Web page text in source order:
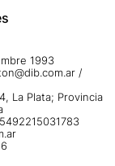
1993
/
La Plata; Provincia